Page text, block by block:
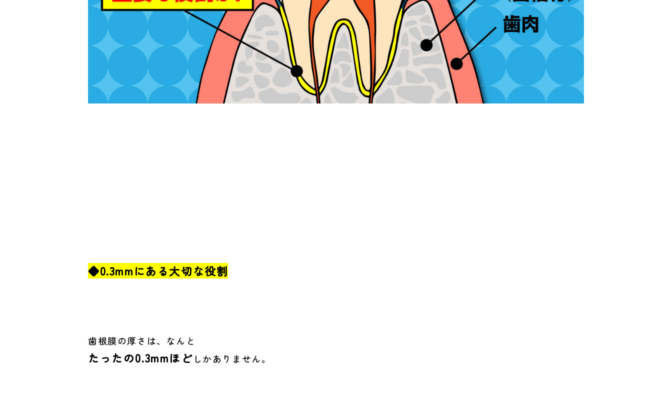
◆0.3mmにある大切な役割
歯根膜の厚さは、なんと
たったの0.3mmほど しかありません。